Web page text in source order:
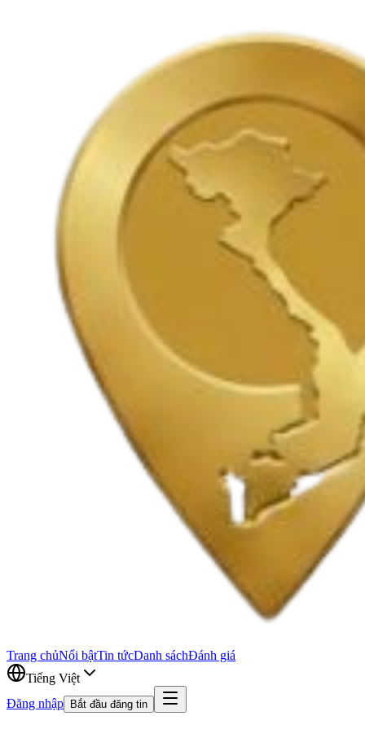
Trang chủNổi bậtTin tứcDanh sáchĐánh giá
Tiếng Việt
Đăng nhập
Bắt đầu đăng tin